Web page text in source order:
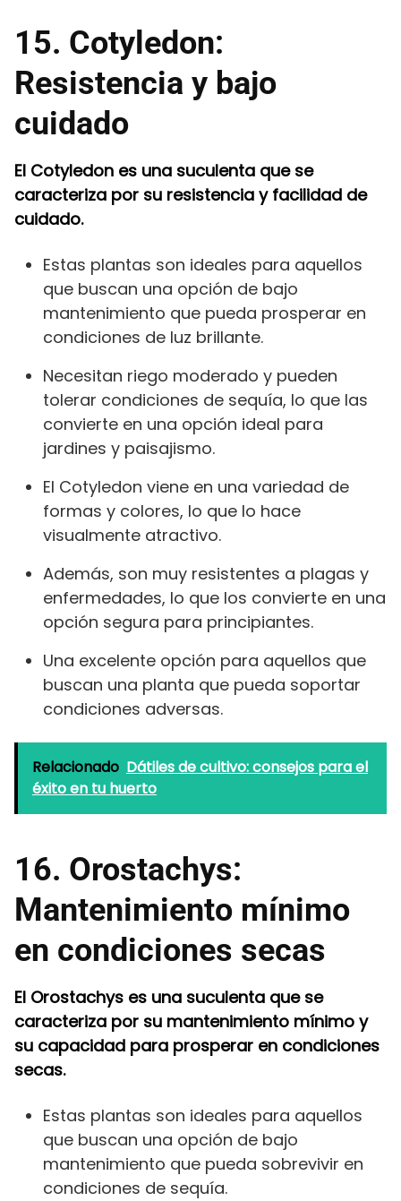
15. Cotyledon:
Resistencia y bajo
cuidado
El Cotyledon es una suculenta que se
caracteriza por su resistencia y facilidad de
cuidado.
Estas plantas son ideales para aquellos
que buscan una opción de bajo
mantenimiento que pueda prosperar en
condiciones de luz brillante.
Necesitan riego moderado y pueden
tolerar condiciones de sequía, lo que las
convierte en una opción ideal para
jardines y paisajismo.
El Cotyledon viene en una variedad de
formas y colores, lo que lo hace
visualmente atractivo.
Además, son muy resistentes a plagas y
enfermedades, lo que los convierte en una
opción segura para principiantes.
Una excelente opción para aquellos que
buscan una planta que pueda soportar
condiciones adversas.
Relacionado Dátiles de cultivo: consejos para el
éxito en tu huerto
16. Orostachys:
Mantenimiento mínimo
en condiciones secas
El Orostachys es una suculenta que se
caracteriza por su mantenimiento mínimo y
su capacidad para prosperar en condiciones
secas.
Estas plantas son ideales para aquellos
que buscan una opción de bajo
mantenimiento que pueda sobrevivir en
condiciones de sequía.